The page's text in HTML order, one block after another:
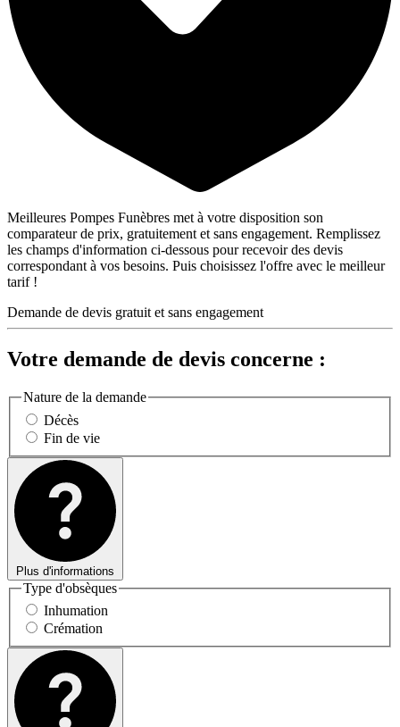
Meilleures Pompes Funèbres met à votre disposition son
comparateur de prix, gratuitement et sans engagement. Remplissez
les champs d'information ci-dessous pour recevoir des devis
correspondant à vos besoins. Puis choisissez l'offre avec le meilleur
tarif !
Demande de devis gratuit et sans engagement
Votre demande de devis concerne :
Nature de la demande
Décès
Fin de vie
Plus d'informations
Type d'obsèques
Inhumation
Crémation